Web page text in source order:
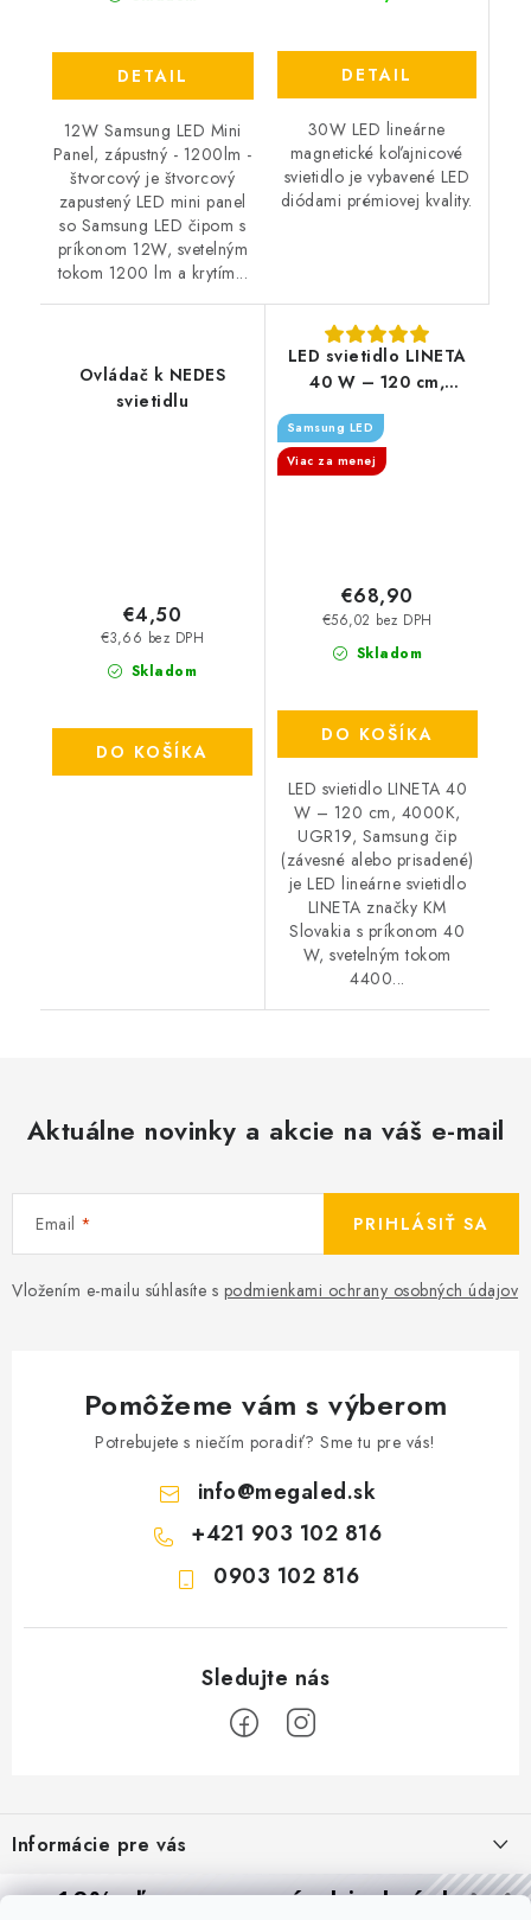
DETAIL
12W Samsung LED Mini
Panel, zápustný - 1200lm -
štvorcový je štvorcový
zapustený LED mini panel
so Samsung LED čipom s
príkonom 12W, svetelným
tokom 1200 lm a krytím...
DETAIL
30W LED lineárne
magnetické koľajnicové
svietidlo je vybavené LED
diódami prémiovej kvality.
Ovládač k NEDES
svietidlu
Skladom
€3,66 bez DPH
€4,50
DO KOŠÍKA
LED svietidlo LINETA
40 W – 120 cm,
4000K, UGR19,
Samsung čip (závesné
alebo prisadené)
Samsung LED
Viac za menej
Skladom
€56,02 bez DPH
€68,90
DO KOŠÍKA
LED svietidlo LINETA 40
W – 120 cm, 4000K,
UGR19, Samsung čip
(závesné alebo prisadené)
je LED lineárne svietidlo
LINETA značky KM
Slovakia s príkonom 40
W, svetelným tokom
4400...
Aktuálne novinky a akcie na váš e-mail
Email
Vložením e-mailu súhlasíte s podmienkami ochrany osobných údajov
PRIHLÁSIŤ SA
Pomôžeme vám s výberom
Potrebujete s niečím poradiť? Sme tu pre vás!
info@megaled.sk
+421 903 102 816
0903 102 816
p
ä
Informácie pre vás
Reklamácie a formulár na odstúpenie od zmluvy
10% zľavana prvú objednávku